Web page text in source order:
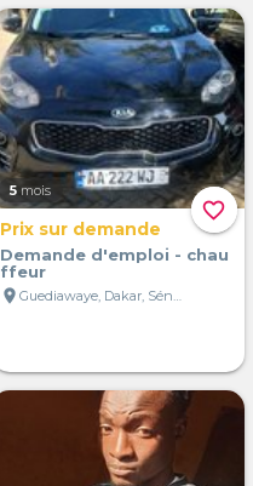
favorite_border
5 mois
Prix sur demande
Demande d'emploi - chau
ffeur
location_on
Guediawaye, Dakar, Sénégal